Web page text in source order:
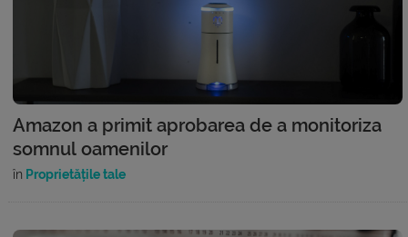
Amazon a primit aprobarea de a monitoriza
somnul oamenilor
în Proprietățile tale